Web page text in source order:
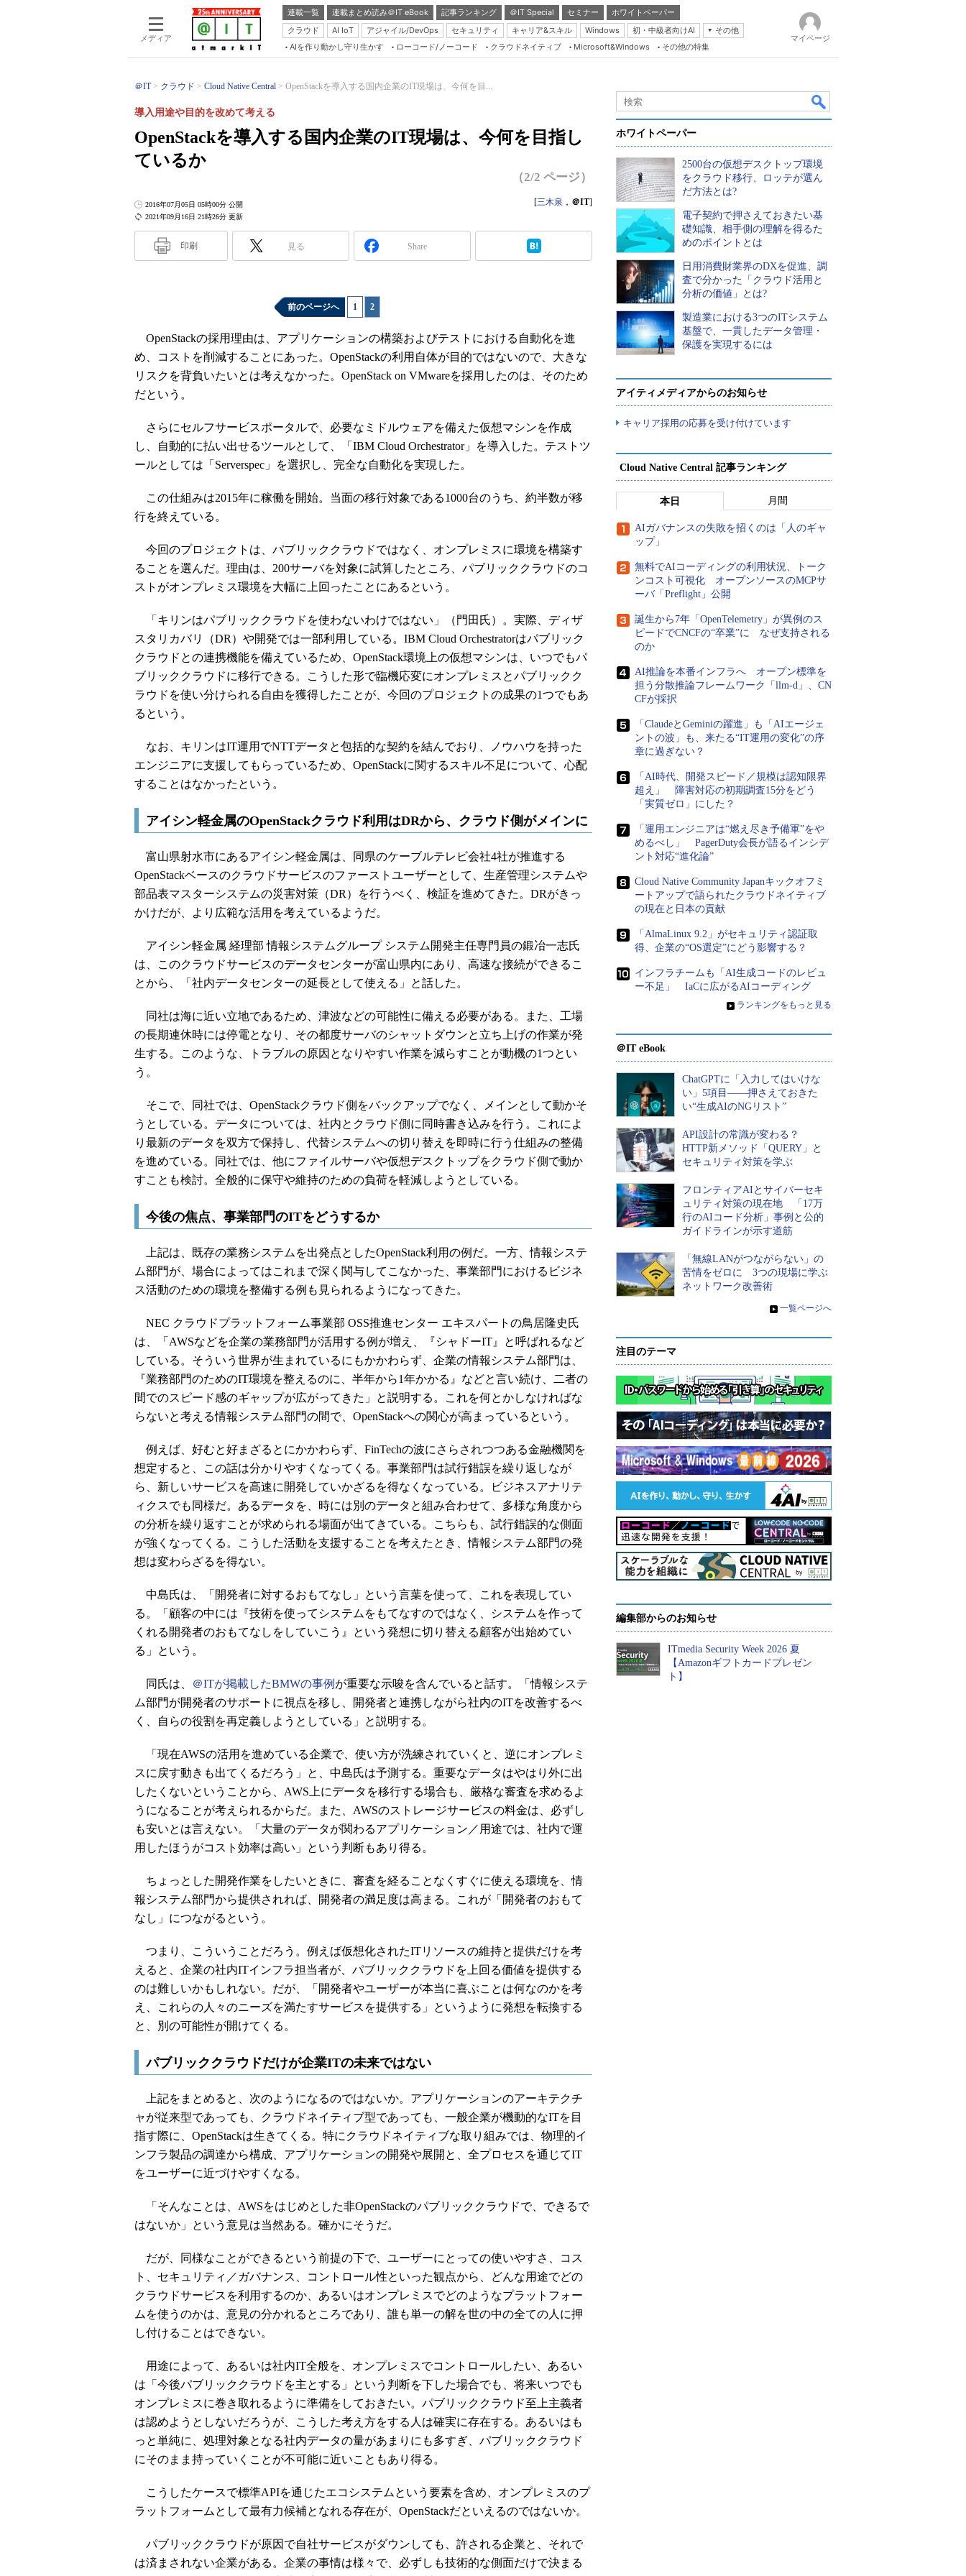
メディア
連載一覧 連載まとめ読み＠IT eBook 記事ランキング ＠IT Special セミナー
ホワイトペーパー
クラウド
AI IoT アジャイル/DevOps セキュリティ キャリア&スキル Windows 初・中級者向けAI
その他
Server & Storage
Java Agile
Database Expert
Master of IP Network
Security & Trust
Test & Tools
AIを作り動かし守り生かす ローコード/ノーコード クラウドネイティブ Microsoft&Windows その他の特集
マイページ
＠IT クラウド Cloud Native Central OpenStackを導入する国内企業のIT現場は、今何を目...
OpenStackを導入する国内企業のIT現場は、今何を目指し
ているか
導入用途や目的を改めて考える
（2/2 ページ）
2021年09月16日 21時26分 更新
2016年07月05日 05時00分 公開 [三木泉 ， ＠IT]
印刷 見る Share
前のページへ 1 2
OpenStackの採用理由は、アプリケーションの構築およびテストにおける自動化を進
め、コストを削減することにあった。OpenStackの利用自体が目的ではないので、大きな
リスクを背負いたいとは考えなかった。OpenStack on VMwareを採用したのは、そのため
だという。
さらにセルフサービスポータルで、必要なミドルウェアを備えた仮想マシンを作成
し、自動的に払い出せるツールとして、「IBM Cloud Orchestrator」を導入した。テストツ
ールとしては「Serverspec」を選択し、完全な自動化を実現した。
この仕組みは2015年に稼働を開始。当面の移行対象である1000台のうち、約半数が移
行を終えている。
今回のプロジェクトは、パブリッククラウドではなく、オンプレミスに環境を構築す
ることを選んだ。理由は、200サーバを対象に試算したところ、パブリッククラウドのコ
ストがオンプレミス環境を大幅に上回ったことにあるという。
「キリンはパブリッククラウドを使わないわけではない」（門田氏）。実際、ディザ
スタリカバリ（DR）や開発では一部利用している。IBM Cloud Orchestratorはパブリック
クラウドとの連携機能を備えているため、OpenStack環境上の仮想マシンは、いつでもパ
ブリッククラウドに移行できる。こうした形で臨機応変にオンプレミスとパブリックク
ラウドを使い分けられる自由を獲得したことが、今回のプロジェクトの成果の1つでもあ
るという。
なお、キリンはIT運用でNTTデータと包括的な契約を結んでおり、ノウハウを持った
エンジニアに支援してもらっているため、OpenStackに関するスキル不足について、心配
することはなかったという。
アイシン軽金属のOpenStackクラウド利用はDRから、クラウド側がメインに
富山県射水市にあるアイシン軽金属は、同県のケーブルテレビ会社4社が推進する
OpenStackベースのクラウドサービスのファーストユーザーとして、生産管理システムや
部品表マスターシステムの災害対策（DR）を行うべく、検証を進めてきた。DRがきっ
かけだが、より広範な活用を考えているようだ。
アイシン軽金属 経理部 情報システムグループ システム開発主任専門員の鍛冶一志氏
は、このクラウドサービスのデータセンターが富山県内にあり、高速な接続ができるこ
とから、「社内データセンターの延長として使える」と話した。
同社は海に近い立地であるため、津波などの可能性に備える必要がある。また、工場
の長期連休時には停電となり、その都度サーバのシャットダウンと立ち上げの作業が発
生する。このような、トラブルの原因となりやすい作業を減らすことが動機の1つとい
う。
そこで、同社では、OpenStackクラウド側をバックアップでなく、メインとして動かそ
うとしている。データについては、社内とクラウド側に同時書き込みを行う。これによ
り最新のデータを双方で保持し、代替システムへの切り替えを即時に行う仕組みの整備
を進めている。同社では、他にファイルサーバや仮想デスクトップをクラウド側で動か
すことも検討。全般的に保守や維持のための負荷を軽減しようとしている。
今後の焦点、事業部門のITをどうするか
上記は、既存の業務システムを出発点としたOpenStack利用の例だ。一方、情報システ
ム部門が、場合によってはこれまで深く関与してこなかった、事業部門におけるビジネ
ス活動のための環境を整備する例も見られるようになってきた。
NEC クラウドプラットフォーム事業部 OSS推進センター エキスパートの鳥居隆史氏
は、「AWSなどを企業の業務部門が活用する例が増え、『シャドーIT』と呼ばれるなど
している。そういう世界が生まれているにもかかわらず、企業の情報システム部門は、
『業務部門のためのIT環境を整えるのに、半年から1年かかる』などと言い続け、二者の
間でのスピード感のギャップが広がってきた」と説明する。これを何とかしなければな
らないと考える情報システム部門の間で、OpenStackへの関心が高まっているという。
例えば、好むと好まざるとにかかわらず、FinTechの波にさらされつつある金融機関を
想定すると、この話は分かりやすくなってくる。事業部門は試行錯誤を繰り返しなが
ら、新しいサービスを高速に開発していかざるを得なくなっている。ビジネスアナリテ
ィクスでも同様だ。あるデータを、時には別のデータと組み合わせて、多様な角度から
の分析を繰り返すことが求められる場面が出てきている。こちらも、試行錯誤的な側面
が強くなってくる。こうした活動を支援することを考えたとき、情報システム部門の発
想は変わらざるを得ない。
中島氏は、「開発者に対するおもてなし」という言葉を使って、これを表現してい
る。「顧客の中には『技術を使ってシステムをもてなすのではなく、システムを作って
くれる開発者のおもてなしをしていこう』という発想に切り替える顧客が出始めてい
る」という。
同氏は、 ＠ITが掲載したBMWの事例 が重要な示唆を含んでいると話す。「情報システ
ム部門が開発者のサポートに視点を移し、開発者と連携しながら社内のITを改善するべ
く、自らの役割を再定義しようとしている」と説明する。
「現在AWSの活用を進めている企業で、使い方が洗練されていくと、逆にオンプレミ
スに戻す動きも出てくるだろう」と、中島氏は予測する。重要なデータはやはり外に出
したくないということから、AWS上にデータを移行する場合も、厳格な審査を求めるよ
うになることが考えられるからだ。また、AWSのストレージサービスの料金は、必ずし
も安いとは言えない。「大量のデータが関わるアプリケーション／用途では、社内で運
用したほうがコスト効率は高い」という判断もあり得る。
ちょっとした開発作業をしたいときに、審査を経ることなくすぐに使える環境を、情
報システム部門から提供されれば、開発者の満足度は高まる。これが「開発者のおもて
なし」につながるという。
つまり、こういうことだろう。例えば仮想化されたITリソースの維持と提供だけを考
えると、企業の社内ITインフラ担当者が、パブリッククラウドを上回る価値を提供する
のは難しいかもしれない。だが、「開発者やユーザーが本当に喜ぶことは何なのかを考
え、これらの人々のニーズを満たすサービスを提供する」というように発想を転換する
と、別の可能性が開けてくる。
パブリッククラウドだけが企業ITの未来ではない
上記をまとめると、次のようになるのではないか。アプリケーションのアーキテクチ
ャが従来型であっても、クラウドネイティブ型であっても、一般企業が機動的なITを目
指す際に、OpenStackは生きてくる。特にクラウドネイティブな取り組みでは、物理的イ
ンフラ製品の調達から構成、アプリケーションの開発や展開と、全プロセスを通じてIT
をユーザーに近づけやすくなる。
「そんなことは、AWSをはじめとした非OpenStackのパブリッククラウドで、できるで
はないか」という意見は当然ある。確かにそうだ。
だが、同様なことができるという前提の下で、ユーザーにとっての使いやすさ、コス
ト、セキュリティ／ガバナンス、コントロール性といった観点から、どんな用途でどの
クラウドサービスを利用するのか、あるいはオンプレミスでどのようなプラットフォー
ムを使うのかは、意見の分かれるところであり、誰も単一の解を世の中の全ての人に押
し付けることはできない。
用途によって、あるいは社内IT全般を、オンプレミスでコントロールしたい、あるい
は「今後パブリッククラウドを主とする」という判断を下した場合でも、将来いつでも
オンプレミスに巻き取れるように準備をしておきたい。パブリッククラウド至上主義者
は認めようとしないだろうが、こうした考え方をする人は確実に存在する。あるいはも
っと単純に、処理対象となる社内データの量があまりにも多すぎ、パブリッククラウド
にそのまま持っていくことが不可能に近いこともあり得る。
こうしたケースで標準APIを通じたエコシステムという要素を含め、オンプレミスのプ
ラットフォームとして最有力候補となれる存在が、OpenStackだといえるのではないか。
パブリッククラウドが原因で自社サービスがダウンしても、許される企業と、それで
は済まされない企業がある。企業の事情は様々で、必ずしも技術的な側面だけで決まる
ホワイトペーパー
2500台の仮想デスクトップ環境
をクラウド移行、ロッテが選ん
だ方法とは?
電子契約で押さえておきたい基
礎知識、相手側の理解を得るた
めのポイントとは
日用消費財業界のDXを促進、調
査で分かった「クラウド活用と
分析の価値」とは?
製造業における3つのITシステム
基盤で、一貫したデータ管理・
保護を実現するには
アイティメディアからのお知らせ
キャリア採用の応募を受け付けています
Cloud Native Central 記事ランキング
本日 月間
AIガバナンスの失敗を招くのは「人のギャ
ップ」
無料でAIコーディングの利用状況、トーク
ンコスト可視化 オープンソースのMCPサ
ーバ「Preflight」公開
誕生から7年「OpenTelemetry」が異例のス
ピードでCNCFの“卒業”に なぜ支持される
のか
AI推論を本番インフラへ オープン標準を
担う分散推論フレームワーク「llm-d」、CN
CFが採択
「ClaudeとGeminiの躍進」も「AIエージェ
ントの波」も、来たる“IT運用の変化”の序
章に過ぎない？
「AI時代、開発スピード／規模は認知限界
超え」 障害対応の初期調査15分をどう
「実質ゼロ」にした？
「運用エンジニアは“燃え尽き予備軍”をや
めるべし」 PagerDuty会長が語るインシデ
ント対応“進化論”
Cloud Native Community Japanキックオフミ
ートアップで語られたクラウドネイティブ
の現在と日本の貢献
「AlmaLinux 9.2」がセキュリティ認証取
得、企業の“OS選定”にどう影響する？
インフラチームも「AI生成コードのレビュ
ー不足」 IaCに広がるAIコーディング
» ランキングをもっと見る
＠IT eBook
ChatGPTに「入力してはいけな
い」5項目――押さえておきた
い“生成AIのNGリスト”
API設計の常識が変わる？
HTTP新メソッド「QUERY」と
セキュリティ対策を学ぶ
フロンティアAIとサイバーセキ
ュリティ対策の現在地 「17万
行のAIコード分析」事例と公的
ガイドラインが示す道筋
「無線LANがつながらない」の
苦情をゼロに 3つの現場に学ぶ
ネットワーク改善術
» 一覧ページへ
注目のテーマ
編集部からのお知らせ
ITmedia Security Week 2026 夏
【Amazonギフトカードプレゼン
ト】